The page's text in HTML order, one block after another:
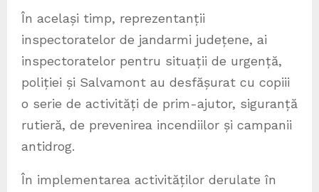
În același timp, reprezentanții
inspectoratelor de jandarmi județene, ai
inspectoratelor pentru situații de urgență,
poliției și Salvamont au desfășurat cu copiii
o serie de activități de prim-ajutor, siguranță
rutieră, de prevenirea incendiilor și campanii
antidrog.
În implementarea activităților derulate în